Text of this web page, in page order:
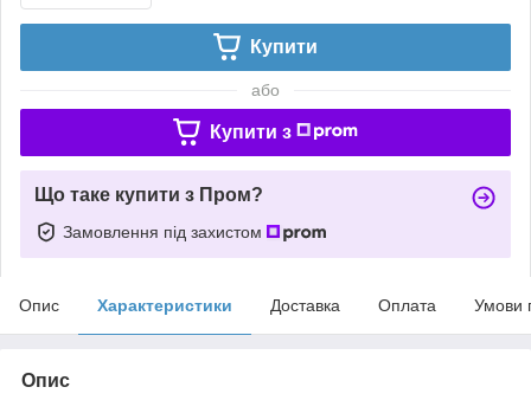
Купити
або
Купити з
Що таке купити з Пром?
Замовлення під захистом
Опис Характеристики Доставка Оплата Умови
Опис